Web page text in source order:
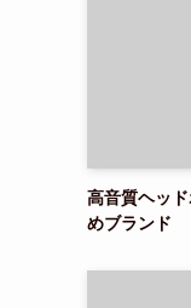
高音質ヘッ
めブランド